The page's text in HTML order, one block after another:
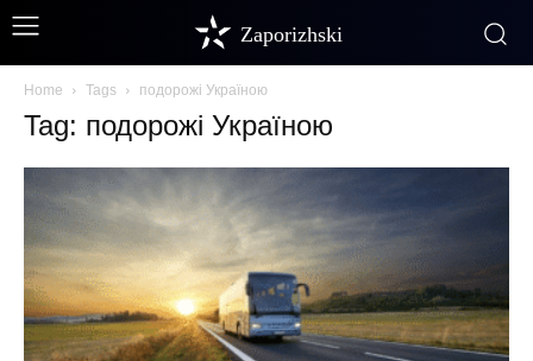
Zaporizhski
Home Tags подорожі Україною
Tag: подорожі Україною